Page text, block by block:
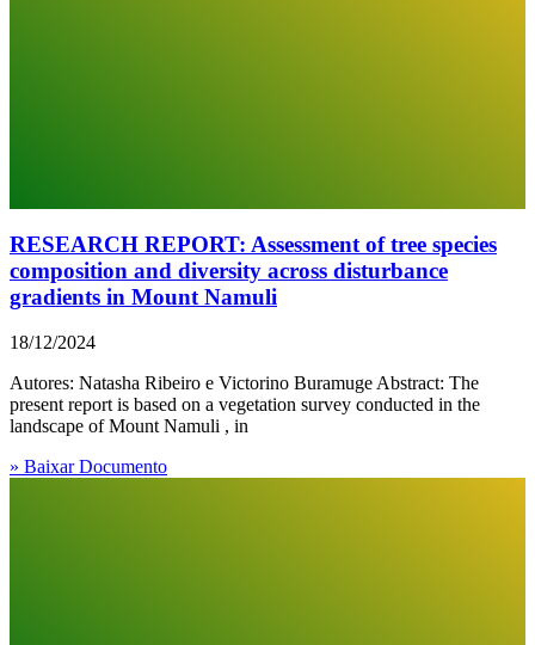
RESEARCH REPORT: Assessment of tree species
composition and diversity across disturbance
gradients in Mount Namuli
18/12/2024
Autores: Natasha Ribeiro e Victorino Buramuge Abstract: The
present report is based on a vegetation survey conducted in the
landscape of Mount Namuli , in
» Baixar Documento